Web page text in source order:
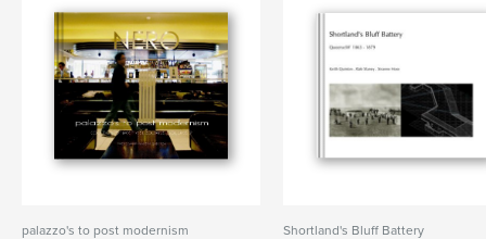
palazzo's to post modernism
Shortland's Bluff Battery